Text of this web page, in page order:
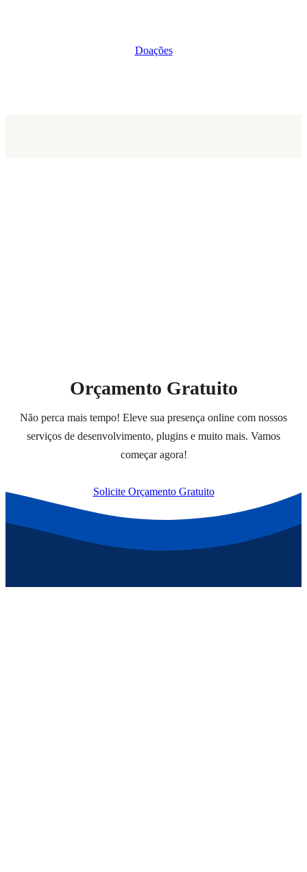
Doações
Orçamento Gratuito
Não perca mais tempo! Eleve sua presença online com nossos
serviços de desenvolvimento, plugins e muito mais. Vamos
começar agora!
Solicite Orçamento Gratuito